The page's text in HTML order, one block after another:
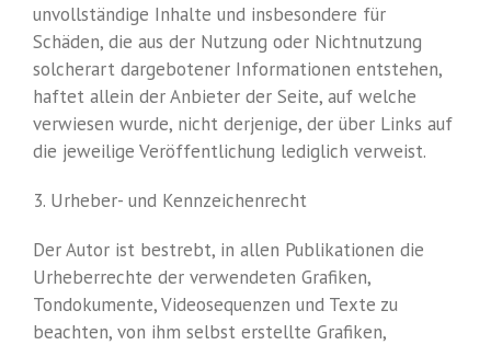
unvollständige Inhalte und insbesondere für
Schäden, die aus der Nutzung oder Nichtnutzung
solcherart dargebotener Informationen entstehen,
haftet allein der Anbieter der Seite, auf welche
verwiesen wurde, nicht derjenige, der über Links auf
die jeweilige Veröffentlichung lediglich verweist.
3. Urheber- und Kennzeichenrecht
Der Autor ist bestrebt, in allen Publikationen die
Urheberrechte der verwendeten Grafiken,
Tondokumente, Videosequenzen und Texte zu
beachten, von ihm selbst erstellte Grafiken,